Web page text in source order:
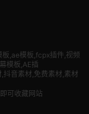
,ae模板,fcpx插件,视频
模板,AE插
音素材,免费素材,素材
可收藏网站